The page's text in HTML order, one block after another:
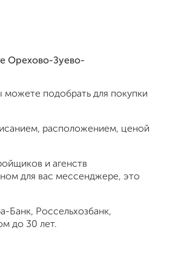
Орехово-Зуево-
подобрать для покупки
расположением, ценой
и агенств
для вас мессенджере, это
Банк, Россельхозбанк,
до 30 лет.